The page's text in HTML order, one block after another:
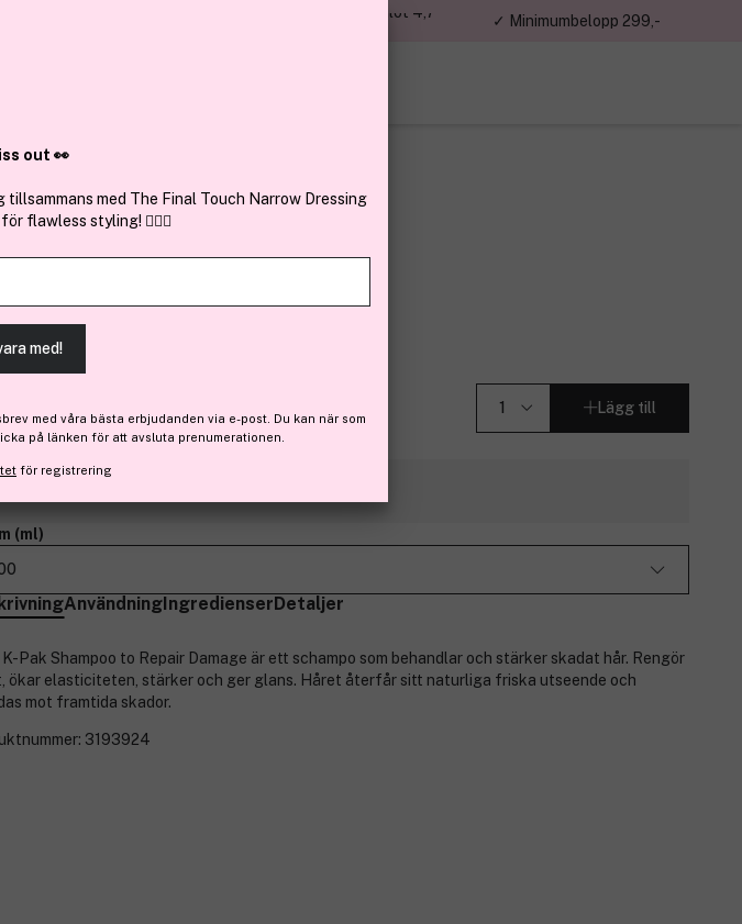
✓ Över 1,5 miljon kunder – Trustpilot 4,7
✓ Minimumbelopp 299,-
Reconstructing Shampoo 300ml
kr Lägg till
(ml)
AnvändningIngredienserDetaljer
K-Pak Shampoo to Repair Damage är ett schampo som behandlar och stärker skadat hår. Rengör
ökar elasticiteten, stärker och ger glans. Håret återfår sitt naturliga friska utseende och
mot framtida skador.
3193924
out 👀
med The Final Touch Narrow Dressing
flawless styling! 💇‍♀️✨
med!
med våra bästa erbjudanden via e-post. Du kan när som
på länken för att avsluta prenumerationen.
för registrering